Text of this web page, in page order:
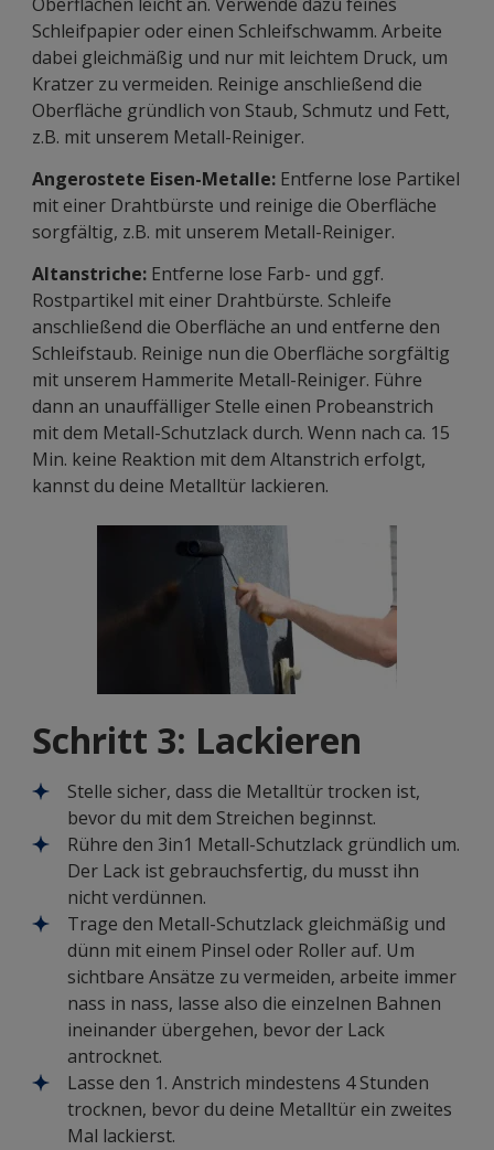
Schleifpapier oder einen Schleifschwamm. Arbeite
dabei gleichmäßig und nur mit leichtem Druck, um
Kratzer zu vermeiden. Reinige anschließend die
Oberfläche gründlich von Staub, Schmutz und Fett,
z.B. mit unserem Metall-Reiniger.
Angerostete Eisen-Metalle: Entferne lose Partikel
mit einer Drahtbürste und reinige die Oberfläche
sorgfältig, z.B. mit unserem Metall-Reiniger.
Altanstriche: Entferne lose Farb- und ggf.
Rostpartikel mit einer Drahtbürste. Schleife
anschließend die Oberfläche an und entferne den
Schleifstaub. Reinige nun die Oberfläche sorgfältig
mit unserem Hammerite Metall-Reiniger. Führe
dann an unauffälliger Stelle einen Probeanstrich
mit dem Metall-Schutzlack durch. Wenn nach ca. 15
Min. keine Reaktion mit dem Altanstrich erfolgt,
kannst du deine Metalltür lackieren.
Schritt 3: Lackieren
Stelle sicher, dass die Metalltür trocken ist,
bevor du mit dem Streichen beginnst.
Rühre den 3in1 Metall-Schutzlack gründlich um.
Der Lack ist gebrauchsfertig, du musst ihn
nicht verdünnen.
Trage den Metall-Schutzlack gleichmäßig und
dünn mit einem Pinsel oder Roller auf. Um
sichtbare Ansätze zu vermeiden, arbeite immer
nass in nass, lasse also die einzelnen Bahnen
ineinander übergehen, bevor der Lack
antrocknet.
Lasse den 1. Anstrich mindestens 4 Stunden
trocknen, bevor du deine Metalltür ein zweites
Mal lackierst.